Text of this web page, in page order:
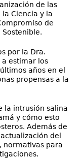
de las
la Ciencia y la
de
Sostenible.
por la Dra.
a estimar los
años en el
propensas a la
la intrusión salina
y cómo esto
Además de
del
normativas para